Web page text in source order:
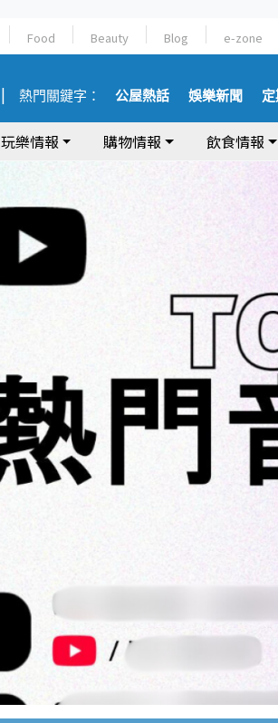
Food Beauty Blog e-zone
熱門關鍵字： 公屋熱話 娛樂新聞
玩樂情報 購物情報 飲食情報